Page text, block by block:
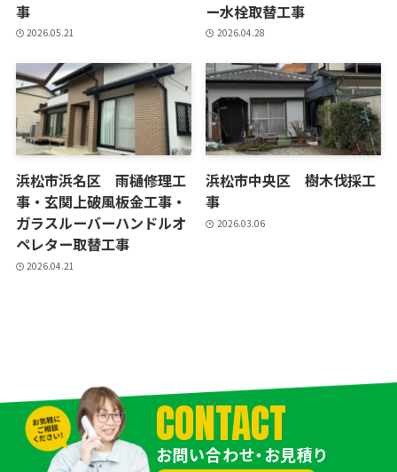
事
2026.05.21
ー水栓取替工事
2026.04.28
浜松市浜名区 雨樋修理工
事・玄関上破風板金工事・
ガラスルーバーハンドルオ
ペレター取替工事
2026.04.21
浜松市中央区 樹木伐採工
事
2026.03.06
CONTACT
お問い合わせ・お見積り